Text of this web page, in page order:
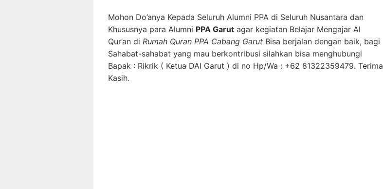
Mohon Do’anya Kepada Seluruh Alumni PPA di Seluruh Nusantara dan
Khususnya para Alumni PPA Garut agar kegiatan Belajar Mengajar Al
Qur’an di Rumah Quran PPA Cabang Garut Bisa berjalan dengan baik, bagi
Sahabat-sahabat yang mau berkontribusi silahkan bisa menghubungi
Bapak : Rikrik ( Ketua DAI Garut ) di no Hp/Wa : +62 81322359479. Terima
Kasih.